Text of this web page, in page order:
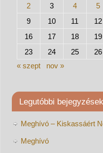
2
3 4 5
9
10 11 12
16
17 18 19
23
24 25 26
« szept
nov »
Legutóbbi bejegyzések
Meghívó – Kiskassáért
Meghívó